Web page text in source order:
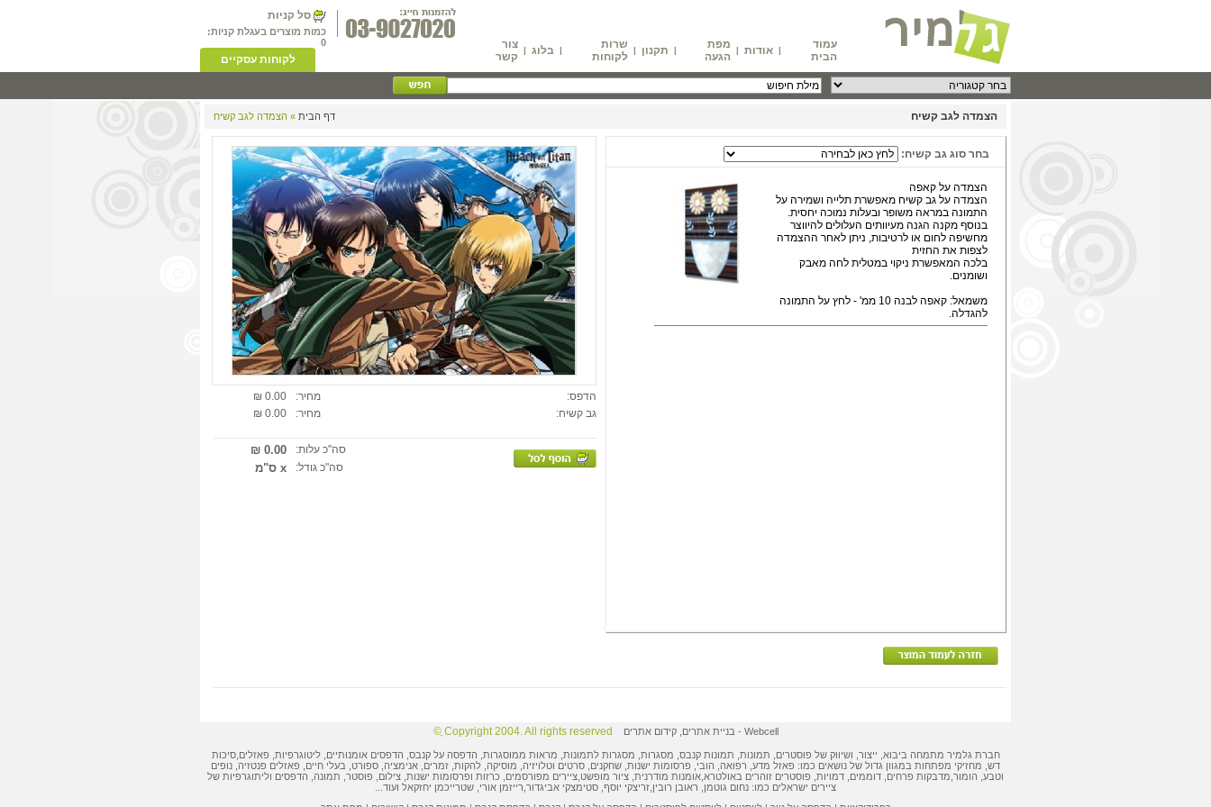
עמוד
הבית
| אודות |
מפת
הגעה
| תקנון |
שרות
לקוחות
| בלוג | צור
קשר
סל קניות
כמות מוצרים בעגלת קניות:
0
לקוחות עסקיים
הצמדה לגב קשיח דף הבית » הצמדה לגב קשיח
בחר סוג גב קשיח:
הצמדה על קאפה
הצמדה על גב קשיח מאפשרת תלייה ושמירה על
התמונה במראה משופר ובעלות נמוכה יחסית.
בנוסף מקנה הגנה מעיוותים העלולים להיווצר
מחשיפה לחום או לרטיבות, ניתן לאחר ההצמדה
לצפות את החזית
בלכה המאפשרת ניקוי במטלית לחה מאבק
ושומנים.
משמאל: קאפה לבנה 10 ממ' - לחץ על התמונה
להגדלה.
הדפס: מחיר:
0.00 ₪
גב קשיח:
מחיר: 0.00 ₪
סה"כ עלות: 0.00 ₪
סה"כ גודל: x ס"מ
Webcell
- בניית אתרים ,קידום אתרים Copyright 2004. All rights reserved ֲ©
חברת גלמיר מתמחה ביבוא, ייצור, ושיווק של פוסטרים תמונות , תמונות קנבס, מסגרות, מסגרות לתמונות , מראות ממוסגרות, הדפסה על קנבס הדפסים אומנותיים ,ליטוגרפיות פאזלים ,סיכות
דש מחזיקי מפתחות במגוון גדול של נושאים כמו: פאזל מדע, רפואה, הובי, פרסומות ישנות , שחקנים, סרטים וטלויזיה, מוסיקה, להקות, זמרים, אנימציה, ספורט, בעלי חיים, פאזלים פנטזיה, נופים
וטבע, הומור, מדבקות פרחים, דוממים, דמויות, פוסטרים זוהרים באולטרא, אומנות מודרנית ציור מופשט ציירים מפורסמים כרזות ופרסומות ישנות, צילום, פוסטר, תמונה, הדפסים וליתוגרפיות של
ציירים ישראלים כמו: נחום גוטמן ראובן רובין זריצקי יוסף סטימצקי אביגדור רייזמן אורי שטרייכמן יחזקאל ועוד...